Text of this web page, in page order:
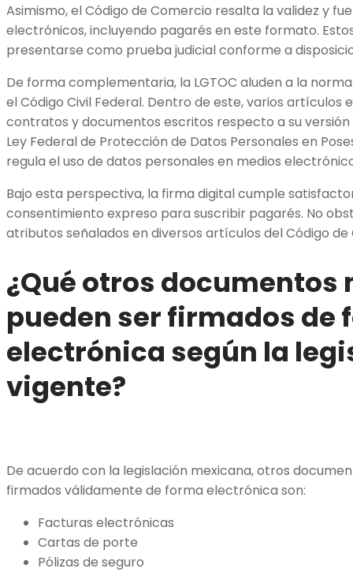
Asimismo, el Código de Comercio resalta la validez y
electrónicos, incluyendo pagarés en este formato.
presentarse como prueba judicial conforme a
De forma complementaria, la LGTOC aluden a la
el Código Civil Federal. Dentro de este, varios artículos
contratos y documentos escritos respecto a su
Ley Federal de Protección de Datos Personales en
regula el uso de datos personales en medios
Bajo esta perspectiva, la firma digital cumple
consentimiento expreso para suscribir pagarés. No
atributos señalados en diversos artículos del Código de
¿Qué otros
pueden ser firmados de
electrónica según la
vigente?
De acuerdo con la legislación mexicana, otros
firmados válidamente de forma electrónica son:
Facturas electrónicas
Cartas de porte
Pólizas de seguro